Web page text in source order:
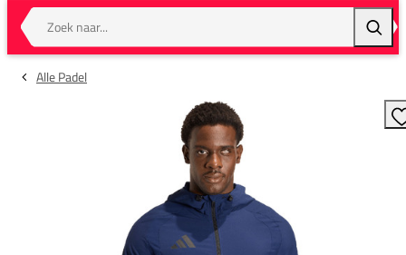
Zoek naar...
Alle Padel